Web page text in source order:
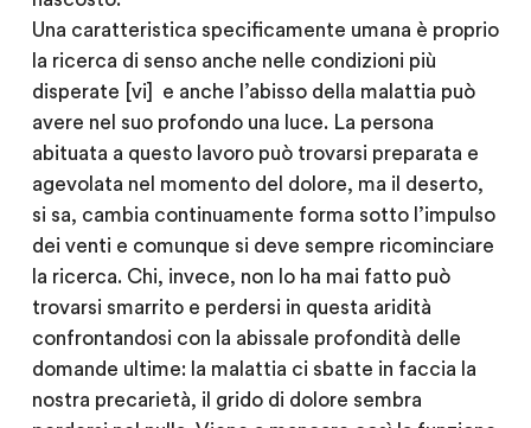
Una caratteristica specificamente umana è proprio
la ricerca di senso anche nelle condizioni più
disperate [vi] e anche l’abisso della malattia può
avere nel suo profondo una luce. La persona
abituata a questo lavoro può trovarsi preparata e
agevolata nel momento del dolore, ma il deserto,
si sa, cambia continuamente forma sotto l’impulso
dei venti e comunque si deve sempre ricominciare
la ricerca. Chi, invece, non lo ha mai fatto può
trovarsi smarrito e perdersi in questa aridità
confrontandosi con la abissale profondità delle
domande ultime: la malattia ci sbatte in faccia la
nostra precarietà, il grido di dolore sembra